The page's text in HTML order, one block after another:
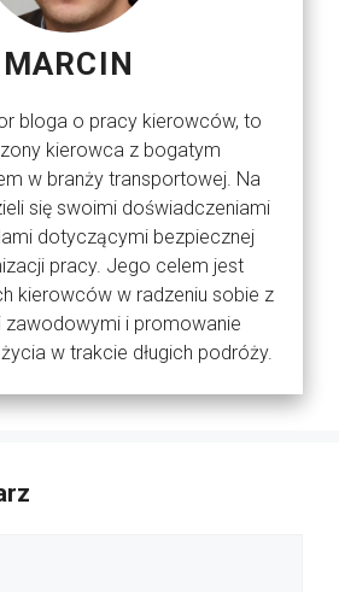
MARCIN
bloga o pracy kierowców, to
kierowca z bogatym
w branży transportowej. Na
się swoimi doświadczeniami
dotyczącymi bezpiecznej
pracy. Jego celem jest
kierowców w radzeniu sobie z
zawodowymi i promowanie
w trakcie długich podróży.